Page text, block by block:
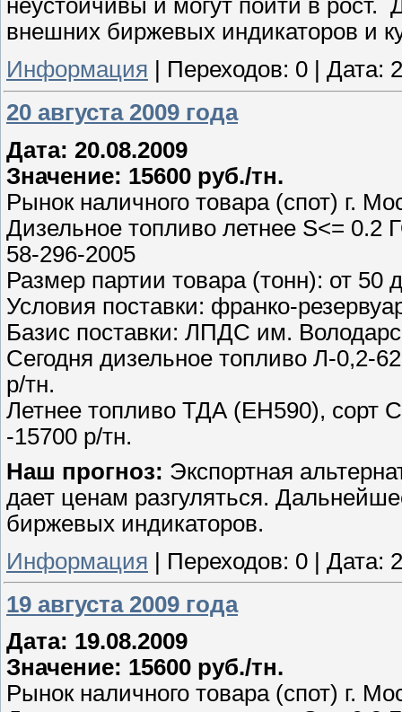
неустойчивы и могут пойти в рост.
внешних биржевых индикаторов и
Информация
Переходов: 0 Дата:
20 августа 2009 года
Дата: 20.08.2009
Значение: 15600 руб./тн.
Рынок наличного товара (спот) г.
Дизельное топливо летнее S<=
58-296-2005
Размер партии товара (тонн): от 50
Условия поставки: франко-
Базис поставки: ЛПДС им.
Сегодня дизельное топливо Л-0,2-
р/тн.
Летнее топливо ТДА (ЕН590), сорт
-15700 р/тн.
Наш прогноз: Экспортная
дает ценам разгуляться.
биржевых индикаторов.
Информация
Переходов: 0 Дата:
19 августа 2009 года
Дата: 19.08.2009
Значение: 15600 руб./тн.
Рынок наличного товара (спот) г.